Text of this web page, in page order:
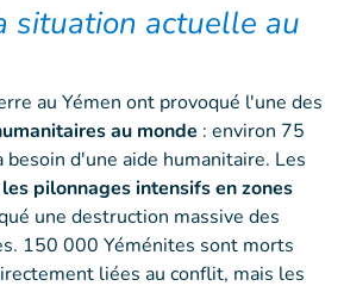
situation actuelle au
au Yémen ont provoqué l'une des
au monde : environ 75
besoin d'une aide humanitaire. Les
pilonnages intensifs en zones
une destruction massive des
150 000 Yéménites sont morts
liées au conflit, mais les